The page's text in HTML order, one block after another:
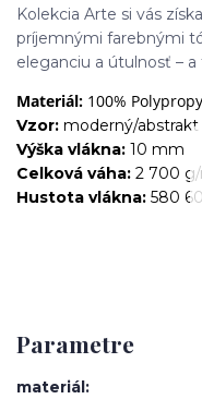
Kolekcia Arte si vás
príjemnými farebnými
eleganciu a útulnosť –
Materiál: 100%
Vzor: moderný/abstrakt
Výška vlákna: 10 mm
Celková váha: 2 700
Hustota vlákna: 580
Parametre
materiál